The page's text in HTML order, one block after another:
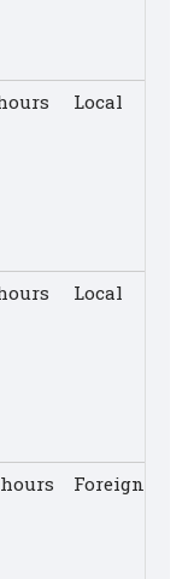
Local
Local
hours Foreigner